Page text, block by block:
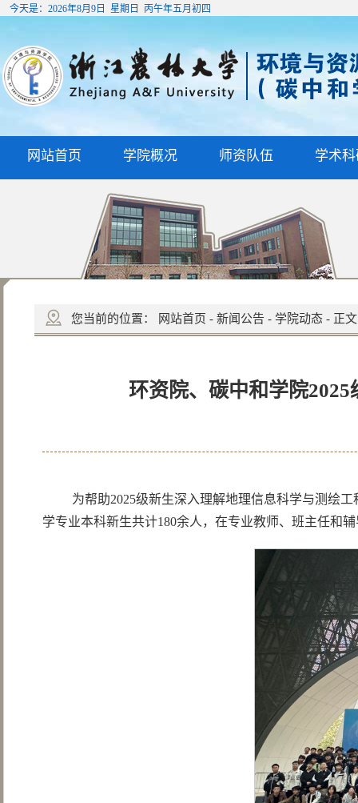
今天是： 2026年8月9日 星期日 丙午年五月初四
网站首页 学院概况 师资队伍 学术
您当前的位置： 网站首页 - 新闻公告- 学院动态- 正文
环资院、碳中和学院
为帮助2025级新生深入理解地理信息科学与测绘
学专业本科新生共计180余人，在专业教师、班主任和